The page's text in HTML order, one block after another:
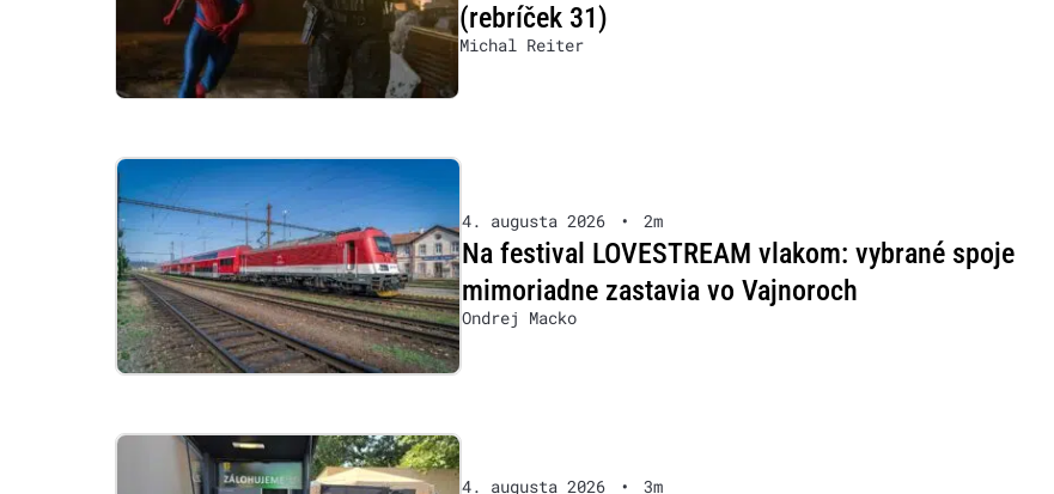
(rebríček 31)
Michal Reiter
4. augusta 2026 • 2m
Na festival LOVESTREAM vlakom: vybrané spoje
mimoriadne zastavia vo Vajnoroch
Ondrej Macko
4. augusta 2026 • 3m